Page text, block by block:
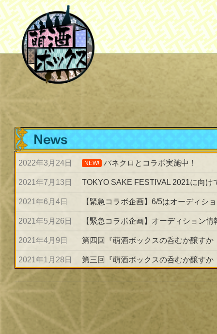
2022年3月24日 NEW! パネクロとコラボ実施中！
2021年7月13日 TOKYO SAKE FESTIVAL 2021に向け
2021年6月4日 【緊急コラボ企画】6/5はオーディシ
2021年5月26日 【緊急コラボ企画】オーディション情
2021年4月9日 第四回『萌酒ボックスの呑むか醸すか
2021年1月28日 第三回『萌酒ボックスの呑むか醸すか
2020年12月28日